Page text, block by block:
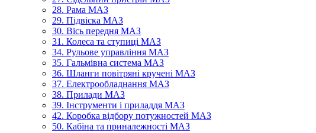
28. Рама МАЗ
29. Підвіска МАЗ
30. Вісь передня МАЗ
31. Колеса та ступиці МАЗ
34. Рульове управління МАЗ
35. Гальмівна система МАЗ
36. Шланги повітряні кручені МАЗ
37. Електрообладнання МАЗ
38. Прилади МАЗ
39. Інструменти і приладдя МАЗ
42. Коробка відбору потужностей МАЗ
50. Кабіна та приналежності МАЗ